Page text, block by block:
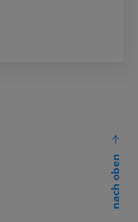
nach oben